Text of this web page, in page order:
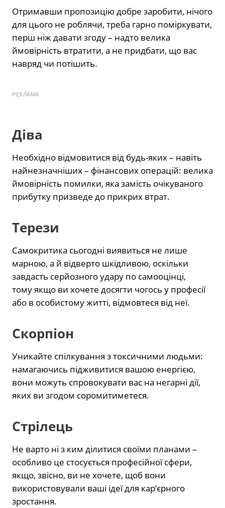
Отримавши пропозицію добре заробити, нічого
для цього не роблячи, треба гарно поміркувати,
перш ніж давати згоду – надто велика
ймовірність втратити, а не придбати, що вас
навряд чи потішить.
РЕКЛАМА
Діва
Необхідно відмовитися від будь-яких – навіть
найнезначніших – фінансових операцій: велика
ймовірність помилки, яка замість очікуваного
прибутку призведе до прикрих втрат.
Терези
Самокритика сьогодні виявиться не лише
марною, а й відверто шкідливою, оскільки
завдасть серйозного удару по самооцінці,
тому якщо ви хочете досягти чогось у професії
або в особистому житті, відмовтеся від неї.
Скорпіон
Уникайте спілкування з токсичними людьми:
намагаючись підживитися вашою енергією,
вони можуть спровокувати вас на негарні дії,
яких ви згодом соромитиметеся.
Стрілець
Не варто ні з ким ділитися своїми планами –
особливо це стосується професійної сфери,
якщо, звісно, ви не хочете, щоб вони
використовували ваші ідеї для кар’єрного
зростання.